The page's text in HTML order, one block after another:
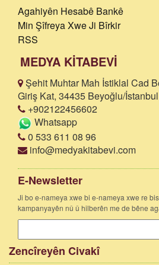
Agahiyên Hesabê Bankê
Min Şîfreya Xwe Ji Bîrkir
RSS
MEDYA KİTABEVİ
Şehit Muhtar Mah İstiklal Cad
Giriş Kat, 34435 Beyoğlu/İstanbul
+902122456602
Whatsapp
0 533 611 08 96
info@medyakitabevi.com
E-Newsletter
Ji bo e-nameya xwe bi e-nameya xwe re
kampanyayên nû û hilberên me de bêne
Zencîreyên Civakî